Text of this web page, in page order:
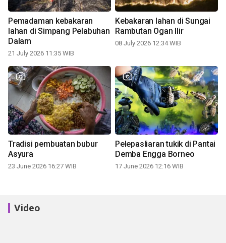
Pemadaman kebakaran
lahan di Simpang Pelabuhan
Dalam
21 July 2026 11:35 WIB
Kebakaran lahan di Sungai
Rambutan Ogan Ilir
08 July 2026 12:34 WIB
Tradisi pembuatan bubur
Asyura
23 June 2026 16:27 WIB
Pelepasliaran tukik di Pantai
Demba Engga Borneo
17 June 2026 12:16 WIB
Video